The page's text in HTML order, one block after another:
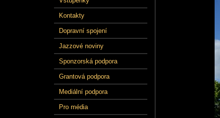
Kontakty
Dopravní spojení
Jazzové noviny
Sponzorská podpora
Grantová podpora
Mediální podpora
Pro média